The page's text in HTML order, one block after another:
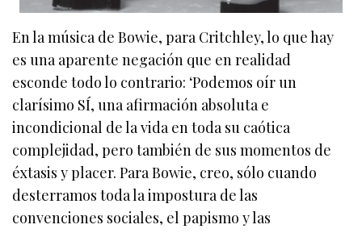
En la música de Bowie, para Critchley, lo que hay
es una aparente negación que en realidad
esconde todo lo contrario: ‘Podemos oír un
clarísimo SÍ, una afirmación absoluta e
incondicional de la vida en toda su caótica
complejidad, pero también de sus momentos de
éxtasis y placer. Para Bowie, creo, sólo cuando
desterramos toda la impostura de las
convenciones sociales, el papismo y las